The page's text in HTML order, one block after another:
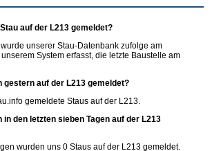
auf der L213 gemeldet?
unserer Stau-Datenbank zufolge am
System erfasst, die letzte Baustelle am
gestern auf der L213 gemeldet?
gemeldete Staus auf der L213.
in den letzten sieben Tagen auf der L213
wurden uns 0 Staus auf der L213 gemeldet.